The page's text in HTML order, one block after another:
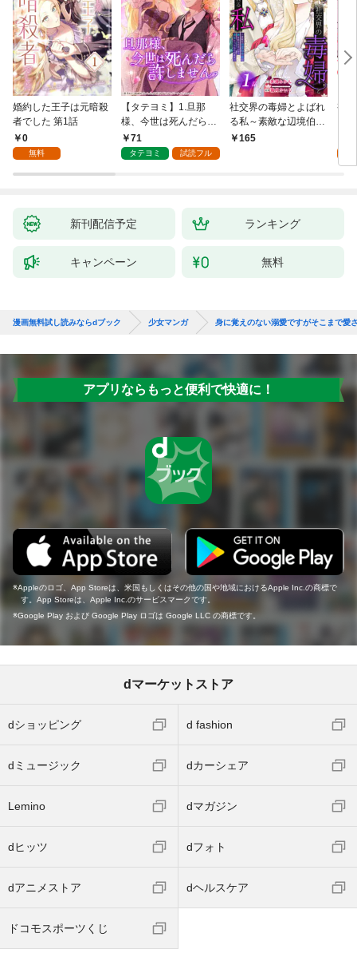
婚約した王子は元暗殺
者でした 第1話
0
無料
【タテヨミ】1.旦那
様、今世は死んだら許
しません
71
タテヨミ 試読フル
社交界の毒婦とよばれ
る私～素敵な辺境伯令
息に腕を折られたの
165
視
新刊配信予定 ランキング
キャンペーン 無料
漫画無料試し読みならdブック 少女マンガ 身に覚えのない溺愛ですがそこまで愛
アプリならもっと便利で快適に！
Appleのロゴ、App Storeは、米国もしくはその他の国や地域におけるApple Inc.の商標で
す。App Storeは、Apple Inc.のサービスマークです。
Google Play および Google Play ロゴは Google LLC の商標です。
dマーケットストア
dショッピング d fashion
dミュージック dカーシェア
Lemino dマガジン
dヒッツ dフォト
dアニメストア dヘルスケア
ドコモスポーツくじ